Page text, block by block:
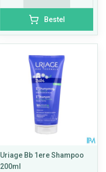
Bestel
Uriage Bb 1ere Shampoo
200ml